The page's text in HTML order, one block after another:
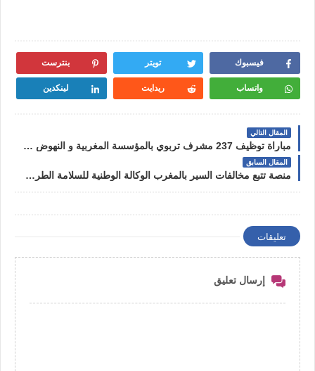
فيسبوك تويتر بنترست
واتساب ريدايت لينكدين
المقال التالي
مباراة توظيف 237 مشرف تربوي بالمؤسسة المغربية و النهوض بالتعليم الأولي 2023
المقال السابق
منصة تتبع مخالفات السير بالمغرب الوكالة الوطنية للسلامة الطرقية NARSA
تعليقات
إرسال تعليق